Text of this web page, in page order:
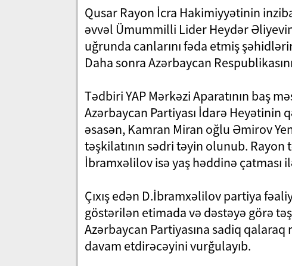
Qusar Rayon İcra Hakimiyyətinin
əvvəl Ümummilli Lider Heydər
uğrunda canlarını fəda etmiş
Daha sonra Azərbaycan
Tədbiri YAP Mərkəzi Aparatının baş
Azərbaycan Partiyası İdarə Heyətinin
əsasən, Kamran Miran oğlu Əmirov
təşkilatının sədri təyin olunub.
İbramxəlilov isə yaş həddinə çatması
Çıxış edən D.İbramxəlilov partiya
göstərilən etimada və dəstəyə görə
Azərbaycan Partiyasına sadiq
davam etdirəcəyini vurğulayıb.